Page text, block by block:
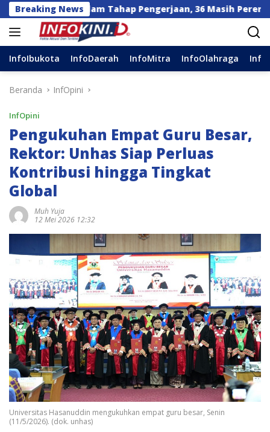
Langsung
ke
konten
Breaking News
Dalam Tahap Pengerjaan, 36 Masih Perencanaan
InfoIbukota InfoDaerah InfoMitra InfoOlahraga
Beranda InfOpini
InfOpini
Pengukuhan Empat Guru Besar,
Rektor: Unhas Siap Perluas
Kontribusi hingga Tingkat
Global
Muh Yuja
12 Mei 2026 12:32
Universitas Hasanuddin mengukuhkan empat guru besar, Senin
(11/5/2026). (dok. unhas)